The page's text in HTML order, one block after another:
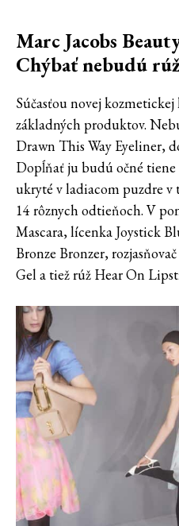
Marc Jacobs
Chýbať nebudú
Súčasťou novej
základných produktov.
Drawn This Way Eyeliner,
Dopĺňať ju budú očné tiene
ukryté v ladiacom puzdre v
14 rôznych odtieňoch. V
Mascara, lícenka Joystick
Bronze Bronzer,
Gel a tiež rúž Hear On